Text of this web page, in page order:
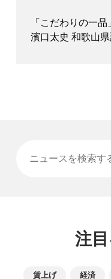
「こだわりの一
濱口太史 和歌山
注
賃上げ 経済